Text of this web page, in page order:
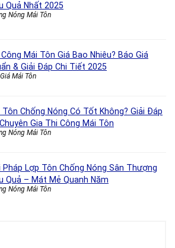
Quả Nhất 2025
Nóng Mái Tôn
Mái Tôn Giá Bao Nhiêu? Báo Giá
& Giải Đáp Chi Tiết 2025
Mái Tôn
Tôn Chống Nóng Có Tốt Không? Giải Đáp
Gia Thi Công Mái Tôn
Nóng Mái Tôn
Pháp Lợp Tôn Chống Nóng Sân Thượng
Quả – Mát Mẻ Quanh Năm
Nóng Mái Tôn